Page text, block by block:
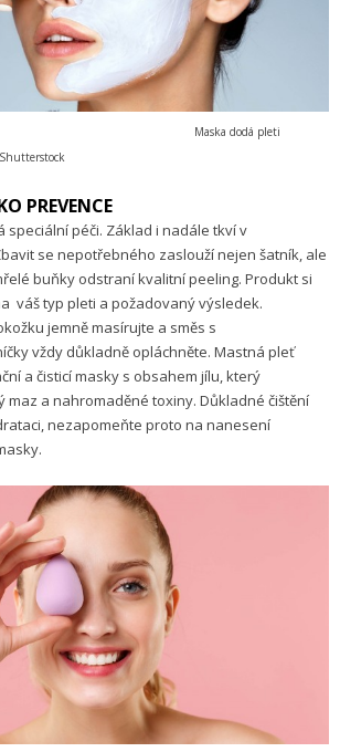
Maska dodá pleti
PREVENCE
speciální péči. Základ i nadále tkví v
se nepotřebného zaslouží nejen šatník, ale
buňky odstraní kvalitní peeling. Produkt si
váš typ pleti a požadovaný výsledek.
jemně masírujte a směs s
vždy důkladně opláchněte. Mastná pleť
a čisticí masky s obsahem jílu, který
maz a nahromaděné toxiny. Důkladné čištění
nezapomeňte proto na nanesení